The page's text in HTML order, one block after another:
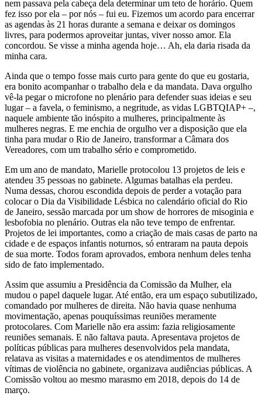
nem passava pela cabeça dela determinar um teto de horário. Quem
fez isso por ela – por nós – fui eu. Fizemos um acordo para encerrar
as agendas às 21 horas durante a semana e deixar os domingos
livres, para podermos aproveitar juntas, viver nosso amor. Ela
concordou. Se visse a minha agenda hoje… Ah, ela daria risada da
minha cara.
Ainda que o tempo fosse mais curto para gente do que eu gostaria,
era bonito acompanhar o trabalho dela e da mandata. Dava orgulho
vê-la pegar o microfone no plenário para defender suas ideias e seu
lugar – a favela, o feminismo, a negritude, as vidas LGBTQIAP+ –,
naquele ambiente tão inóspito a mulheres, principalmente às
mulheres negras. E me enchia de orgulho ver a disposição que ela
tinha para mudar o Rio de Janeiro, transformar a Câmara dos
Vereadores, com um trabalho sério e comprometido.
Em um ano de mandato, Marielle protocolou 13 projetos de leis e
atendeu 35 pessoas no gabinete. Algumas batalhas ela perdeu.
Numa dessas, chorou escondida depois de perder a votação para
colocar o Dia da Visibilidade Lésbica no calendário oficial do Rio
de Janeiro, sessão marcada por um show de horrores de misoginia e
lesbofobia no plenário. Outras ela não teve tempo de enfrentar.
Projetos de lei importantes, como a criação de mais casas de parto na
cidade e de espaços infantis noturnos, só entraram na pauta depois
de sua morte. Todos foram aprovados, embora nenhum deles tenha
sido de fato implementado.
Assim que assumiu a Presidência da Comissão da Mulher, ela
mudou o papel daquele lugar. Até então, era um espaço subutilizado,
comandado por mulheres de direita. Não havia quase nenhuma
movimentação, apenas pouquíssimas reuniões meramente
protocolares. Com Marielle não era assim: fazia religiosamente
reuniões semanais. E não faltava pauta. Apresentava projetos de
políticas públicas para mulheres desenvolvidos pela mandata,
relatava as visitas a maternidades e os atendimentos de mulheres
vítimas de violência no gabinete, organizava audiências públicas. A
Comissão voltou ao mesmo marasmo em 2018, depois do 14 de
março.